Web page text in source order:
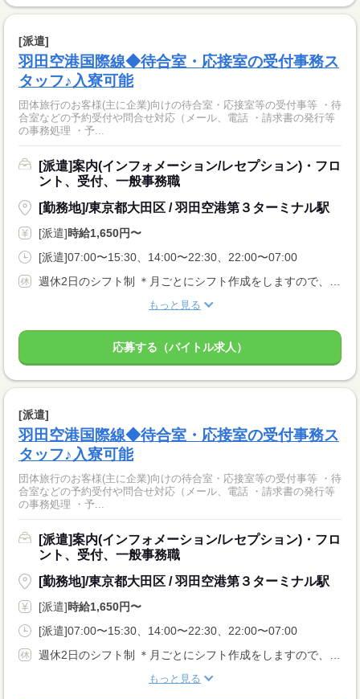
[派遣]
羽田空港国際線◆待合室・応接室の受付事務ス
タッフ♪入寮可能
団体旅行のお客様(主に企業)向けの待合室・応接室等の受付事等 ・待
合室などの予約受付や問合せ対応（メール、電話 ・請求書の発行等
の事務処理 ・予...
[派遣]案内(インフォメーション/レセプション)・フロ
ント、受付、一般事務職
[勤務地]/東京都大田区 / 羽田空港第３ターミナル駅
[派遣]時給1,650円〜
[派遣]07:00〜15:30、14:00〜22:30、22:00〜07:00
もっと見る
応募する（バイトル求人）
[派遣]
羽田空港国際線◆待合室・応接室の受付事務ス
タッフ♪入寮可能
団体旅行のお客様(主に企業)向けの待合室・応接室等の受付事等 ・待
合室などの予約受付や問合せ対応（メール、電話 ・請求書の発行等
の事務処理 ・予...
[派遣]案内(インフォメーション/レセプション)・フロ
ント、受付、一般事務職
[勤務地]/東京都大田区 / 羽田空港第３ターミナル駅
[派遣]時給1,650円〜
[派遣]07:00〜15:30、14:00〜22:30、22:00〜07:00
もっと見る